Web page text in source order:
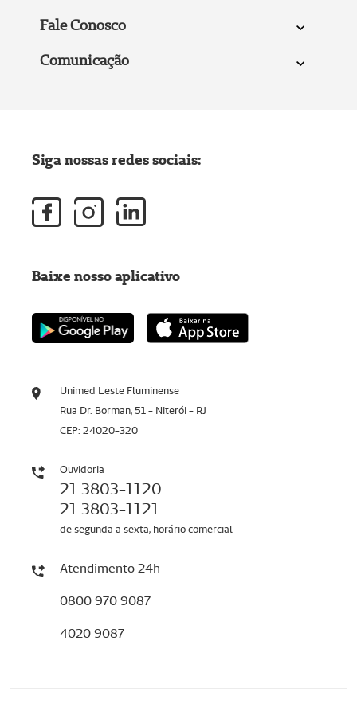
Fale Conosco
Comunicação
Unimed Leste Fluminense
Rua Dr. Borman, 51 - Niterói - RJ
CEP: 24020-320
Ouvidoria
21 3803-1120
21 3803-1121
de segunda a sexta, horário comercial
Atendimento 24h
0800 970 9087
4020 9087
Siga nossas redes sociais:
Baixe nosso aplicativo